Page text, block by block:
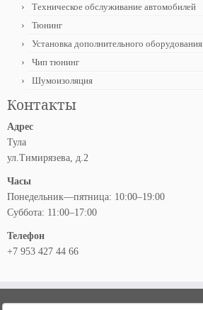
Техническое обслуживание автомобилей
Тюнинг
Установка дополнительного оборудования
Чип тюнинг
Шумоизоляция
Контакты
Адрес
Тула
ул.Тимирязева, д.2
Часы
Понедельник—пятница: 10:00–19:00
Суббота: 11:00–17:00
Телефон
+7 953 427 44 66